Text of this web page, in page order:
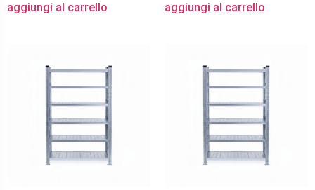
aggiungi al carrello aggiungi al carrello